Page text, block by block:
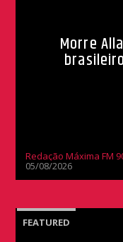
Morre
Redação Máxima FM
05/08/2026
FEATURED